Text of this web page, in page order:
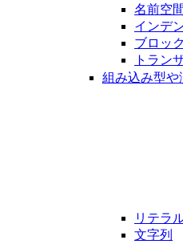
名前空間
インデ
ブロック
トラン
組み込み型や
リテラ
文字列